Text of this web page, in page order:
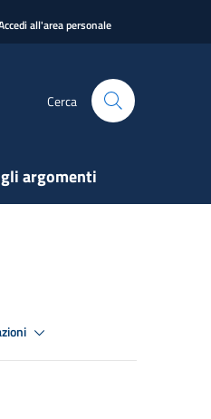
all'area personale
Cerca
argomenti